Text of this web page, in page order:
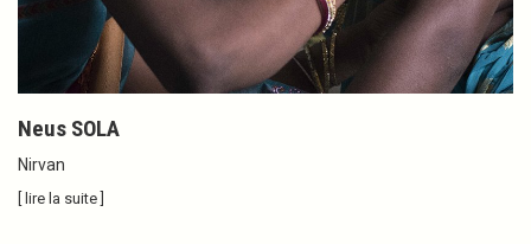
Neus SOLA
Nirvan
[ lire la suite ]